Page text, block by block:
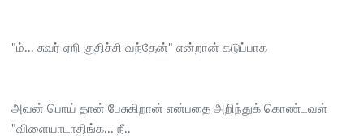
"ம்... சுவர் ஏறி குதிச்சி வந்தேன்" என்றான் கடுப்பாக
அவன் பொய் தான் பேசுகிறான் என்பதை அறிந்துக் கொண்டவள்
"விளையாடாதிங்க... நீ..